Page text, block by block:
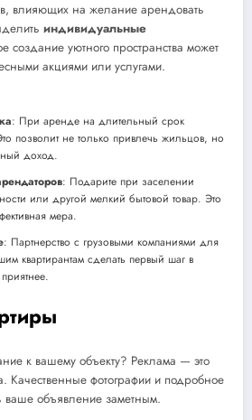
влияющих на желание арендовать
индивидуальные
создание уютного пространства может
акциями или услугами.
: При аренде на длительный срок
позволит не только привлечь жильцов, но
доход.
: Подарите при заселении
или другой мелкий бытовой товар. Это
мера.
: Партнерство с грузовыми компаниями для
квартирантам сделать первый шаг в
к вашему объекту? Реклама — это
Качественные фотографии и подробное
ваше объявление заметным.